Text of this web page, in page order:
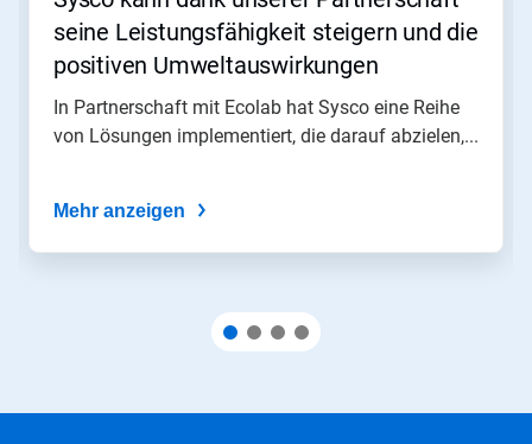
seine Leistungsfähigkeit steigern und die
positiven Umweltauswirkungen
verstärken
In Partnerschaft mit Ecolab hat Sysco eine Reihe
von Lösungen implementiert, die darauf abzielen,...
Mehr anzeigen